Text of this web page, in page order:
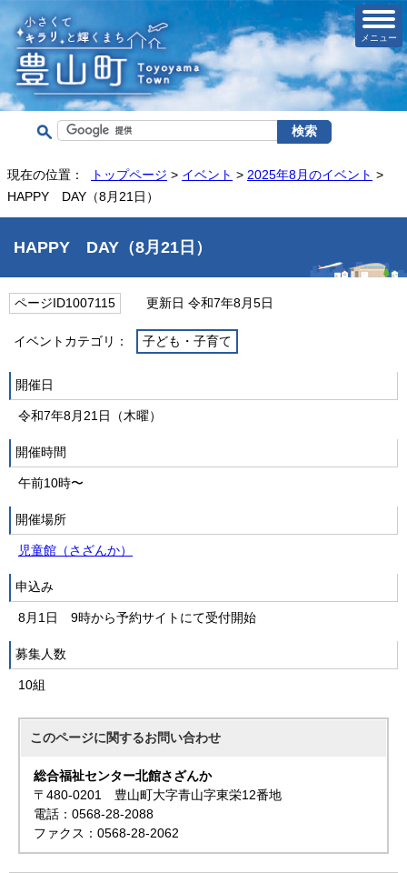
メニュー
現在の位置： トップページ > イベント > 2025年8月のイベント >
HAPPY DAY（8月21日）
HAPPY DAY（8月21日）
ページID1007115 更新日 令和7年8月5日
イベントカテゴリ： 子ども・子育て
開催日
令和7年8月21日（木曜）
開催時間
午前10時〜
開催場所
児童館（さざんか）
申込み
8月1日 9時から予約サイトにて受付開始
募集人数
10組
このページに関するお問い合わせ
総合福祉センター北館さざんか
〒480-0201 豊山町大字青山字東栄12番地
電話：0568-28-2088
ファクス：0568-28-2062